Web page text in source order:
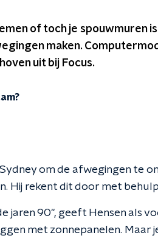
of toch je spouwmuren
maken.
uit bij Focus.
om de afwegingen te
Hij rekent dit door met
jaren 90", geeft Hensen als
met zonnepanelen.